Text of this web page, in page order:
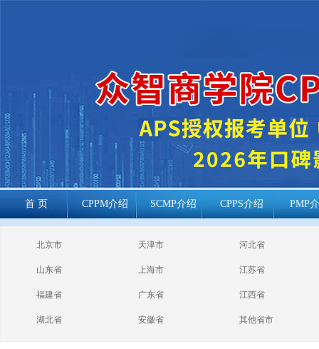
首 页 CPPM介绍 SCMP介绍 CPPS介绍 PMP
cppm报考常见
问题
北京市 天津市 河北省
山东省 上海市 江苏省
福建省 广东省 江西省
湖北省 安徽省 其他省市